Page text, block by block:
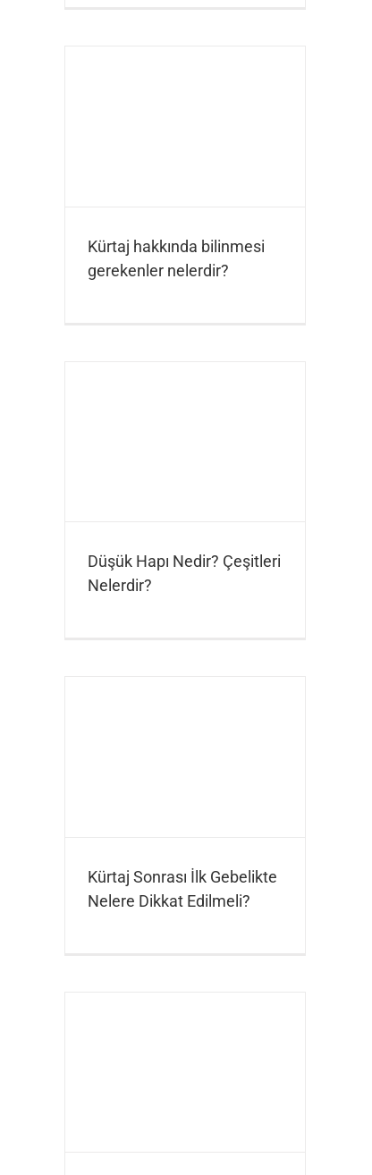
Kürtaj hakkında bilinmesi
gerekenler nelerdir?
Düşük Hapı Nedir? Çeşitleri
Nelerdir?
Kürtaj Sonrası İlk Gebelikte
Nelere Dikkat Edilmeli?